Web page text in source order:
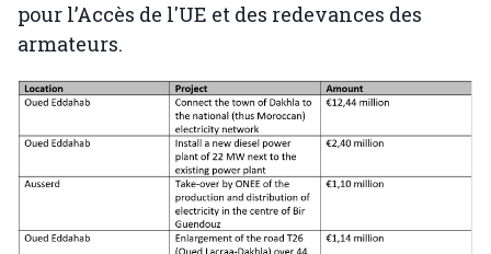
pour l’Accès de l'UE et des redevances des
armateurs.